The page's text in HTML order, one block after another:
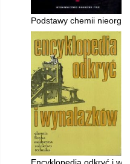
Podstawy chemii